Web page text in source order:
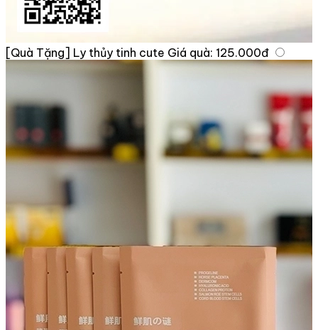
[Quà Tặng] Ly thủy tinh cute Giá quà: 125.000đ